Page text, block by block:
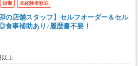
短期 未経験者歓迎
卯の店舗スタッフ】セルフオーダー＆セル
食事補助あり♪履歴書不要！
以上